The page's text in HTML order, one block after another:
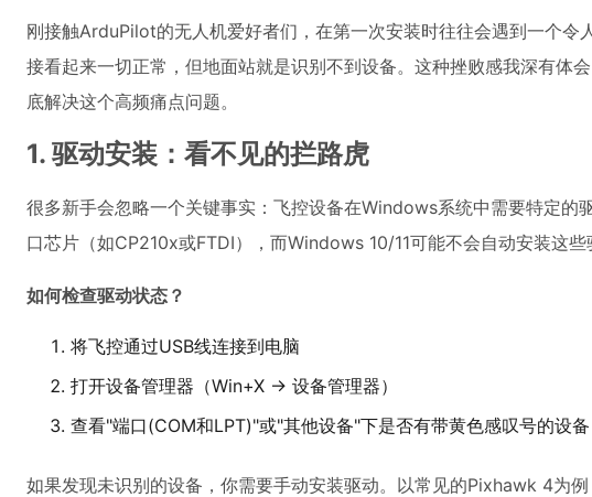
刚接触ArduPilot的无人机爱好者们，在第一次安装时往往会遇到一个
接看起来一切正常，但地面站就是识别不到设备。这种挫败感我深有体
底解决这个高频痛点问题。
1. 驱动安装：看不见的拦路虎
很多新手会忽略一个关键事实：飞控设备在Windows系统中需要特定
口芯片（如CP210x或FTDI），而Windows 10/11可能不会自动安装这些
如何检查驱动状态？
将飞控通过USB线连接到电脑
打开设备管理器（Win+X → 设备管理器）
查看"端口(COM和LPT)"或"其他设备"下是否有带黄色感叹号的设备
如果发现未识别的设备，你需要手动安装驱动。以常见的Pixhawk 4为例